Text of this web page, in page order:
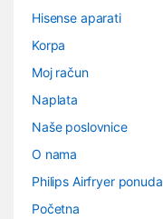
Hisense aparati
Korpa
Moj račun
Naplata
Naše poslovnice
O nama
Philips Airfryer ponuda
Početna